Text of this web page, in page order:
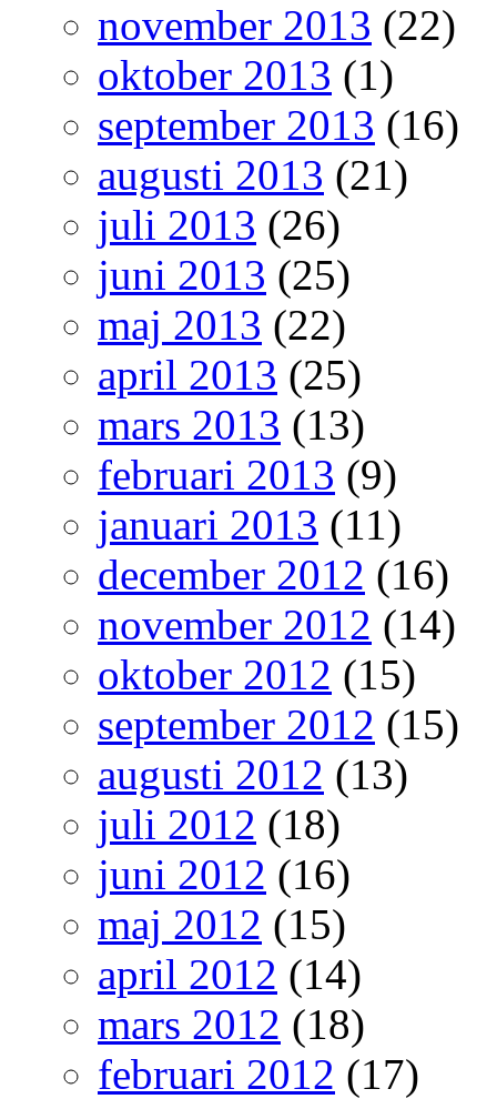
november 2013 (22)
oktober 2013 (1)
september 2013 (16)
augusti 2013 (21)
juli 2013 (26)
juni 2013 (25)
maj 2013 (22)
april 2013 (25)
mars 2013 (13)
februari 2013 (9)
januari 2013 (11)
december 2012 (16)
november 2012 (14)
oktober 2012 (15)
september 2012 (15)
augusti 2012 (13)
juli 2012 (18)
juni 2012 (16)
maj 2012 (15)
april 2012 (14)
mars 2012 (18)
februari 2012 (17)